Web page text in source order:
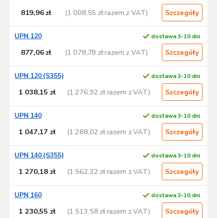
819,96 zł (1 008,55 zł razem z VAT) Szczegóły
UPN 120 dostawa 3-10 dni
877,06 zł (1 078,78 zł razem z VAT) Szczegóły
UPN 120 (S355) dostawa 3-10 dni
1 038,15 zł (1 276,92 zł razem z VAT) Szczegóły
UPN 140 dostawa 3-10 dni
1 047,17 zł (1 288,02 zł razem z VAT) Szczegóły
UPN 140 (S355) dostawa 3-10 dni
1 270,18 zł (1 562,32 zł razem z VAT) Szczegóły
UPN 160 dostawa 3-10 dni
1 230,55 zł (1 513,58 zł razem z VAT) Szczegóły